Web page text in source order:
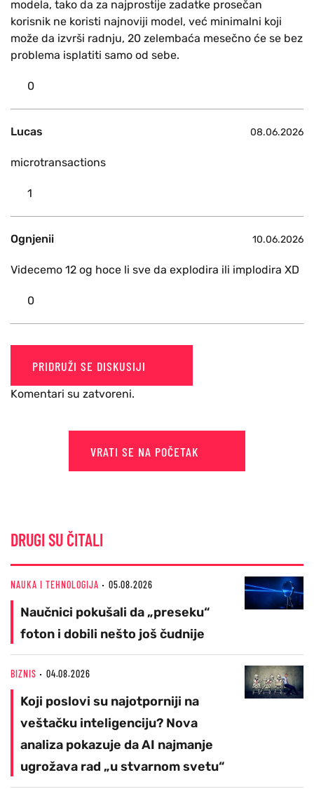
modela, tako da za najprostije zadatke prosečan
korisnik ne koristi najnoviji model, već minimalni koji
može da izvrši radnju, 20 zelembaća mesečno će se bez
problema isplatiti samo od sebe.
0
Lucas 08.06.2026
microtransactions
1
Ognjenii 10.06.2026
Videcemo 12 og hoce li sve da explodira ili implodira XD
0
PRIDRUŽI SE DISKUSIJI
Komentari su zatvoreni.
VRATI SE NA POČETAK
DRUGI SU ČITALI
NAUKA I TEHNOLOGIJA 05.08.2026
Naučnici pokušali da „preseku“
foton i dobili nešto još čudnije
BIZNIS 04.08.2026
Koji poslovi su najotporniji na
veštačku inteligenciju? Nova
analiza pokazuje da AI najmanje
ugrožava rad „u stvarnom svetu“